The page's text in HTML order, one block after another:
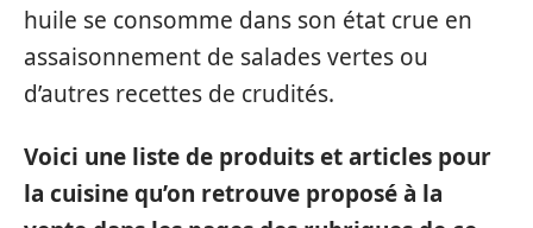
huile se consomme dans son état crue en
assaisonnement de salades vertes ou
d’autres recettes de crudités.
Voici une liste de produits et articles pour
la cuisine qu’on retrouve proposé à la